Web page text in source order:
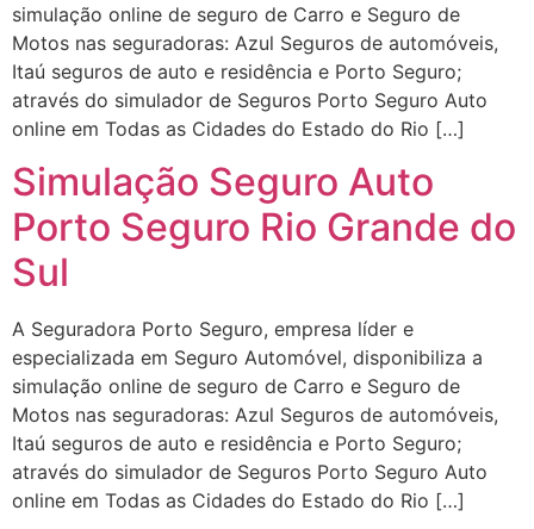
simulação online de seguro de Carro e Seguro de
Motos nas seguradoras: Azul Seguros de automóveis,
Itaú seguros de auto e residência e Porto Seguro;
através do simulador de Seguros Porto Seguro Auto
online em Todas as Cidades do Estado do Rio […]
Simulação Seguro Auto
Porto Seguro Rio Grande do
Sul
A Seguradora Porto Seguro, empresa líder e
especializada em Seguro Automóvel, disponibiliza a
simulação online de seguro de Carro e Seguro de
Motos nas seguradoras: Azul Seguros de automóveis,
Itaú seguros de auto e residência e Porto Seguro;
através do simulador de Seguros Porto Seguro Auto
online em Todas as Cidades do Estado do Rio […]